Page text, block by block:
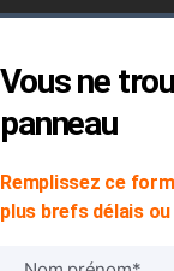
Vous ne
panneau
Remplissez ce
plus brefs délais